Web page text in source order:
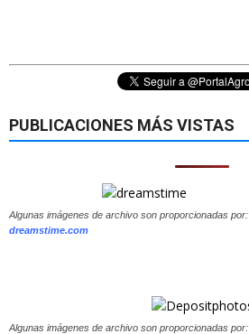
PUBLICACIONES MÁS VISTAS
Algunas imágenes de archivo son proporcionadas por:
dreamstime.com
Algunas imágenes de archivo son proporcionadas por: